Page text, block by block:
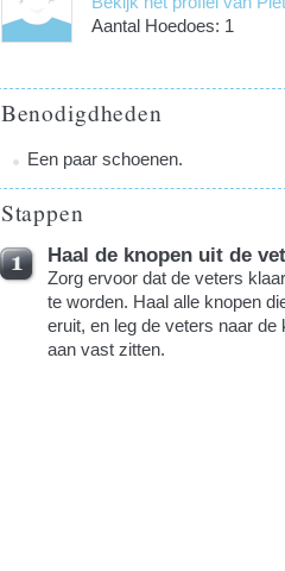
Aantal Hoedoes: 1
Benodigdheden
Een paar schoenen.
Stappen
Haal de knopen uit de
Zorg ervoor dat de veters
te worden. Haal alle knopen
eruit, en leg de veters naar
aan vast zitten.